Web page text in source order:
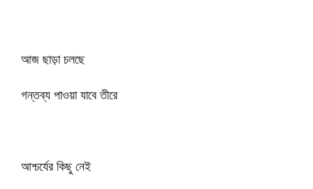
আজ ছাড়া চলছে
গন্তব্য পাওয়া যাবে তীরে
আশ্চর্যের কিছু নেই